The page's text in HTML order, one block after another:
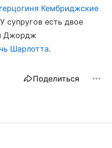
Кембриджские
супругов есть двое
Джордж
Шарлотта.
Поделиться